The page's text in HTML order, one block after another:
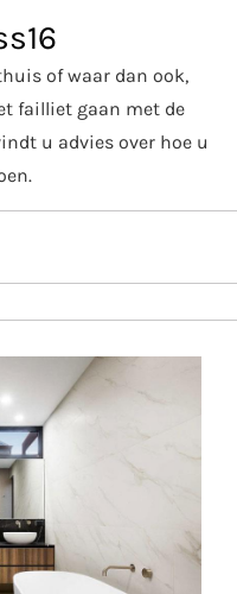
of waar dan ook,
failliet gaan met de
u advies over hoe u